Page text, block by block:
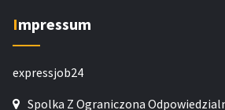
Impressum
expressjob24
Spolka Z Ograniczona